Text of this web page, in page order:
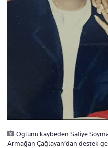
Oğlunu kaybeden Safiye
Armağan Çağlayan’dan destek